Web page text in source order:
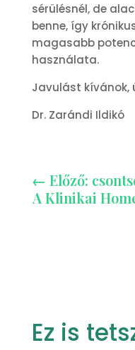
sérülésnél, de
benne, így
magasabb
használata.
Javulást kívánok,
Dr. Zarándi Ildikó
← Előző:
A Klinikai
Ez is